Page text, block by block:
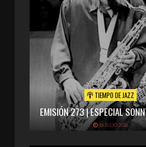
TIEMPO DE JAZZ
EMISIÓN 273 | ESPECIAL
16 JULIO 2026